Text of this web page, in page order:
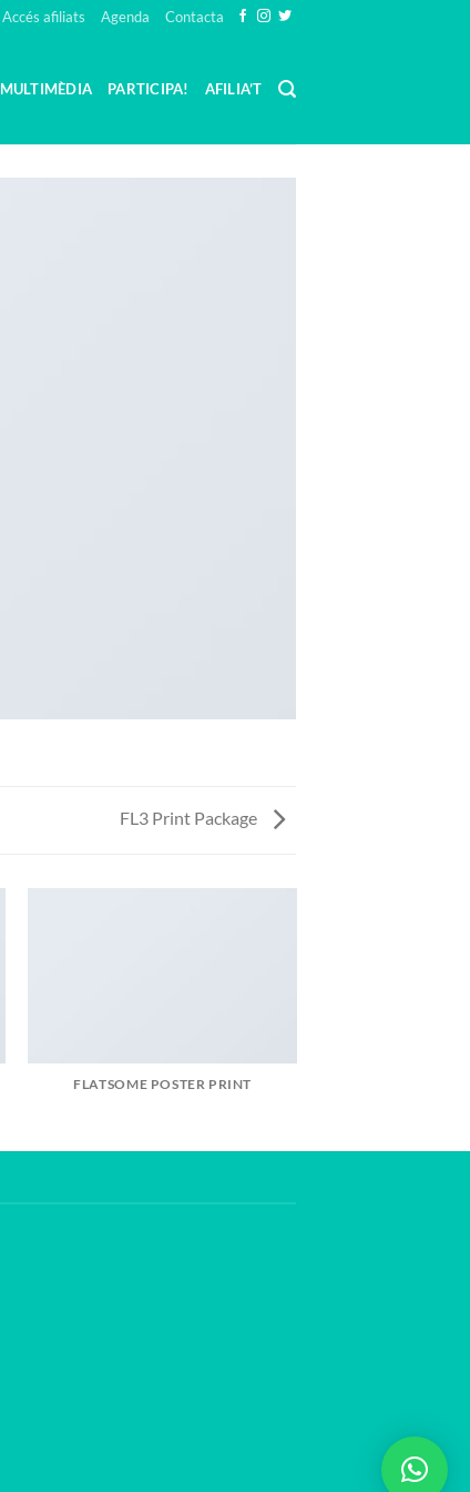
Accés afiliats Agenda Contacta
MULTIMÈDIA PARTICIPA! AFILIA’T
FL3 Print Package
FLATSOME POSTER PRINT